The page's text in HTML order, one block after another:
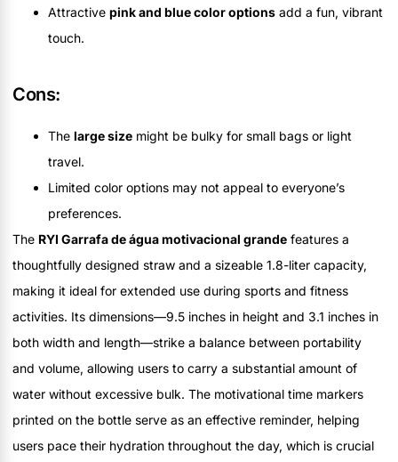
Attractive pink and blue color options add a fun, vibrant
touch.
Cons:
The large size might be bulky for small bags or light
travel.
Limited color options may not appeal to everyone’s
preferences.
The RYI Garrafa de água motivacional grande features a
thoughtfully designed straw and a sizeable 1.8-liter capacity,
making it ideal for extended use during sports and fitness
activities. Its dimensions—9.5 inches in height and 3.1 inches in
both width and length—strike a balance between portability
and volume, allowing users to carry a substantial amount of
water without excessive bulk. The motivational time markers
printed on the bottle serve as an effective reminder, helping
users pace their hydration throughout the day, which is crucial